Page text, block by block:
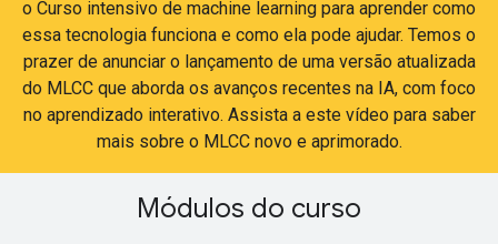
o Curso intensivo de machine learning para aprender como
essa tecnologia funciona e como ela pode ajudar. Temos o
prazer de anunciar o lançamento de uma versão atualizada
do MLCC que aborda os avanços recentes na IA, com foco
no aprendizado interativo. Assista a este vídeo para saber
mais sobre o MLCC novo e aprimorado.
Módulos do curso